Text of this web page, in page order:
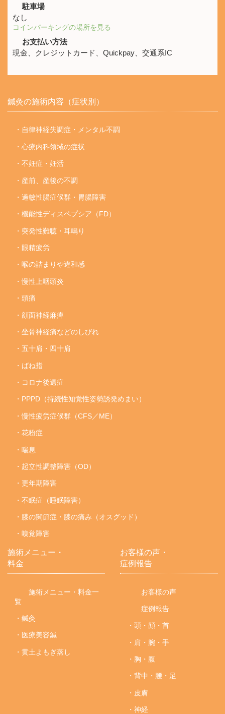
駐車場
なし
コインパーキングの場所を見る
お支払い方法
現金、クレジットカード、Quickpay、交通系IC
鍼灸の施術内容（症状別）
・自律神経失調症・メンタル不調
・心療内科領域の症状
・不妊症・妊活
・産前、産後の不調
・過敏性腸症候群・胃腸障害
・機能性ディスペプシア（FD）
・突発性難聴・耳鳴り
・眼精疲労
・喉の詰まりや違和感
・慢性上咽頭炎
・頭痛
・顔面神経麻痺
・坐骨神経痛などのしびれ
・五十肩・四十肩
・ばね指
・コロナ後遺症
・PPPD（持続性知覚性姿勢誘発めまい）
・慢性疲労症候群（CFS／ME）
・花粉症
・喘息
・起立性調整障害（OD）
・更年期障害
・不眠症（睡眠障害）
・膝の関節症・膝の痛み（オスグッド）
・嗅覚障害
施術メニュー・
料金
施術メニュー・料金一
覧
・鍼灸
・医療美容鍼
・黄土よもぎ蒸し
お客様の声・
症例報告
お客様の声
症例報告
・頭・顔・首
・肩・腕・手
・胸・腹
・背中・腰・足
・皮膚
・神経